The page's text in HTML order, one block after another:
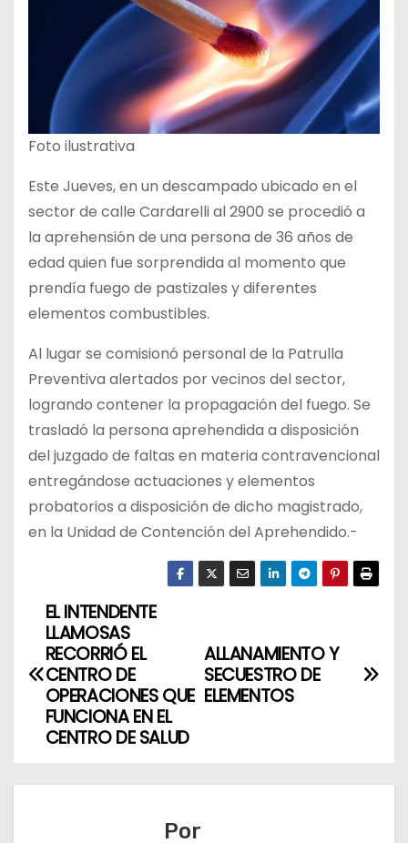
Foto ilustrativa
Este Jueves, en un descampado ubicado en el
sector de calle Cardarelli al 2900 se procedió a
la aprehensión de una persona de 36 años de
edad quien fue sorprendida al momento que
prendía fuego de pastizales y diferentes
elementos combustibles.
Al lugar se comisionó personal de la Patrulla
Preventiva alertados por vecinos del sector,
logrando contener la propagación del fuego. Se
trasladó la persona aprehendida a disposición
del juzgado de faltas en materia contravencional
entregándose actuaciones y elementos
probatorios a disposición de dicho magistrado,
en la Unidad de Contención del Aprehendido.-
N
a
ALLANAMIENTO Y
SECUESTRO DE
ELEMENTOS
EL INTENDENTE
LLAMOSAS
RECORRIÓ EL
CENTRO DE
OPERACIONES QUE
FUNCIONA EN EL
CENTRO DE SALUD
Por